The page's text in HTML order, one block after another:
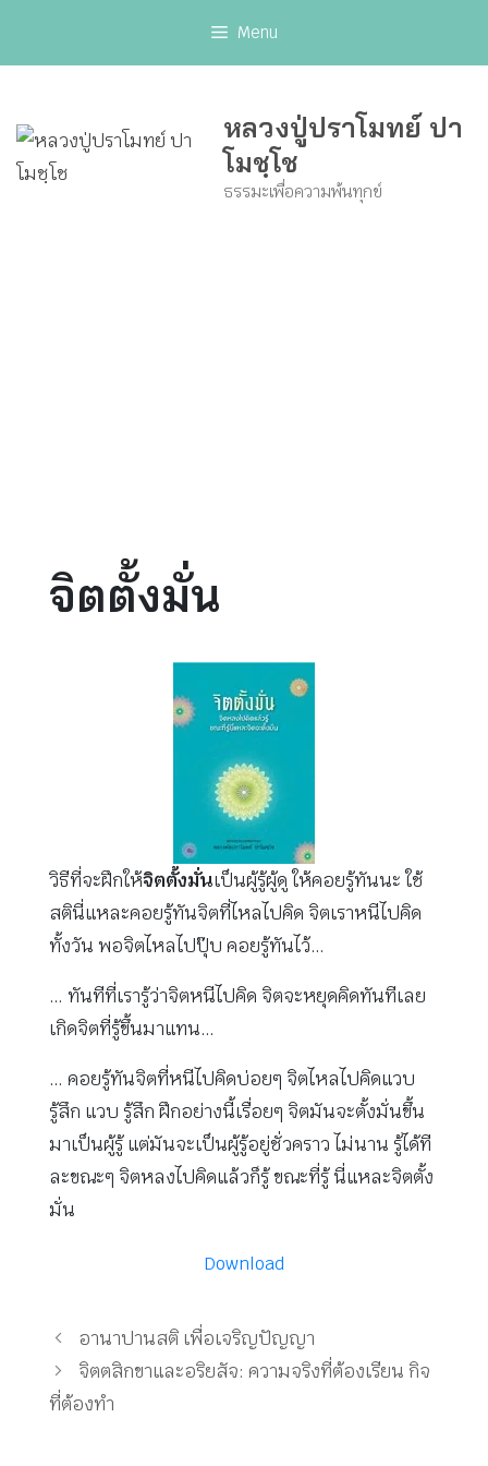
Menu
หลวงปู่ปราโมทย์ ปา
โมชฺโช
ธรรมะเพื่อความพ้นทุกข์
จิตตั้งมั่น
วิธีที่จะฝึกให้จิตตั้งมั่นเป็นผู้รู้ผู้ดู ให้คอยรู้ทันนะ ใช้
สตินี่แหละคอยรู้ทันจิตที่ไหลไปคิด จิตเราหนีไปคิด
ทั้งวัน พอจิตไหลไปปุ๊บ คอยรู้ทันไว้…
… ทันทีที่เรารู้ว่าจิตหนีไปคิด จิตจะหยุดคิดทันทีเลย
เกิดจิตที่รู้ขึ้นมาแทน…
… คอยรู้ทันจิตที่หนีไปคิดบ่อยๆ จิตไหลไปคิดแวบ
รู้สึก แวบ รู้สึก ฝึกอย่างนี้เรื่อยๆ จิตมันจะตั้งมั่นขึ้น
มาเป็นผู้รู้ แต่มันจะเป็นผู้รู้อยู่ชั่วคราว ไม่นาน รู้ได้ที
ละขณะๆ จิตหลงไปคิดแล้วก็รู้ ขณะที่รู้ นี่แหละจิตตั้ง
มั่น
Download
อานาปานสติ เพื่อเจริญปัญญา
จิตตสิกขาและอริยสัจ: ความจริงที่ต้องเรียน กิจ
ที่ต้องทำ